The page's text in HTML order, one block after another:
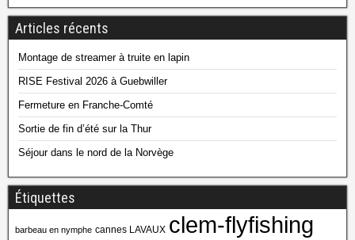
Articles récents
Montage de streamer à truite en lapin
RISE Festival 2026 à Guebwiller
Fermeture en Franche-Comté
Sortie de fin d’été sur la Thur
Séjour dans le nord de la Norvège
Étiquettes
barbeau en nymphe cannes LAVAUX clem-flyfishing